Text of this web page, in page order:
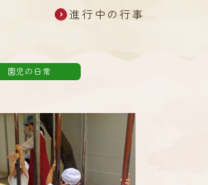
進行中の行事
園児の日常